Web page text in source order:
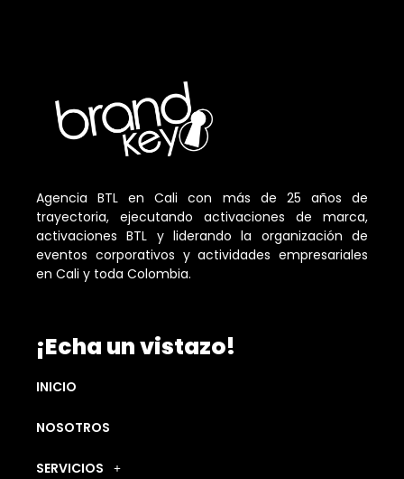
Agencia BTL en Cali con más de 25 años de
trayectoria, ejecutando activaciones de marca,
activaciones BTL y liderando la organización de
eventos corporativos y actividades empresariales
en Cali y toda Colombia.
¡Echa un vistazo!
INICIO
NOSOTROS
SERVICIOS